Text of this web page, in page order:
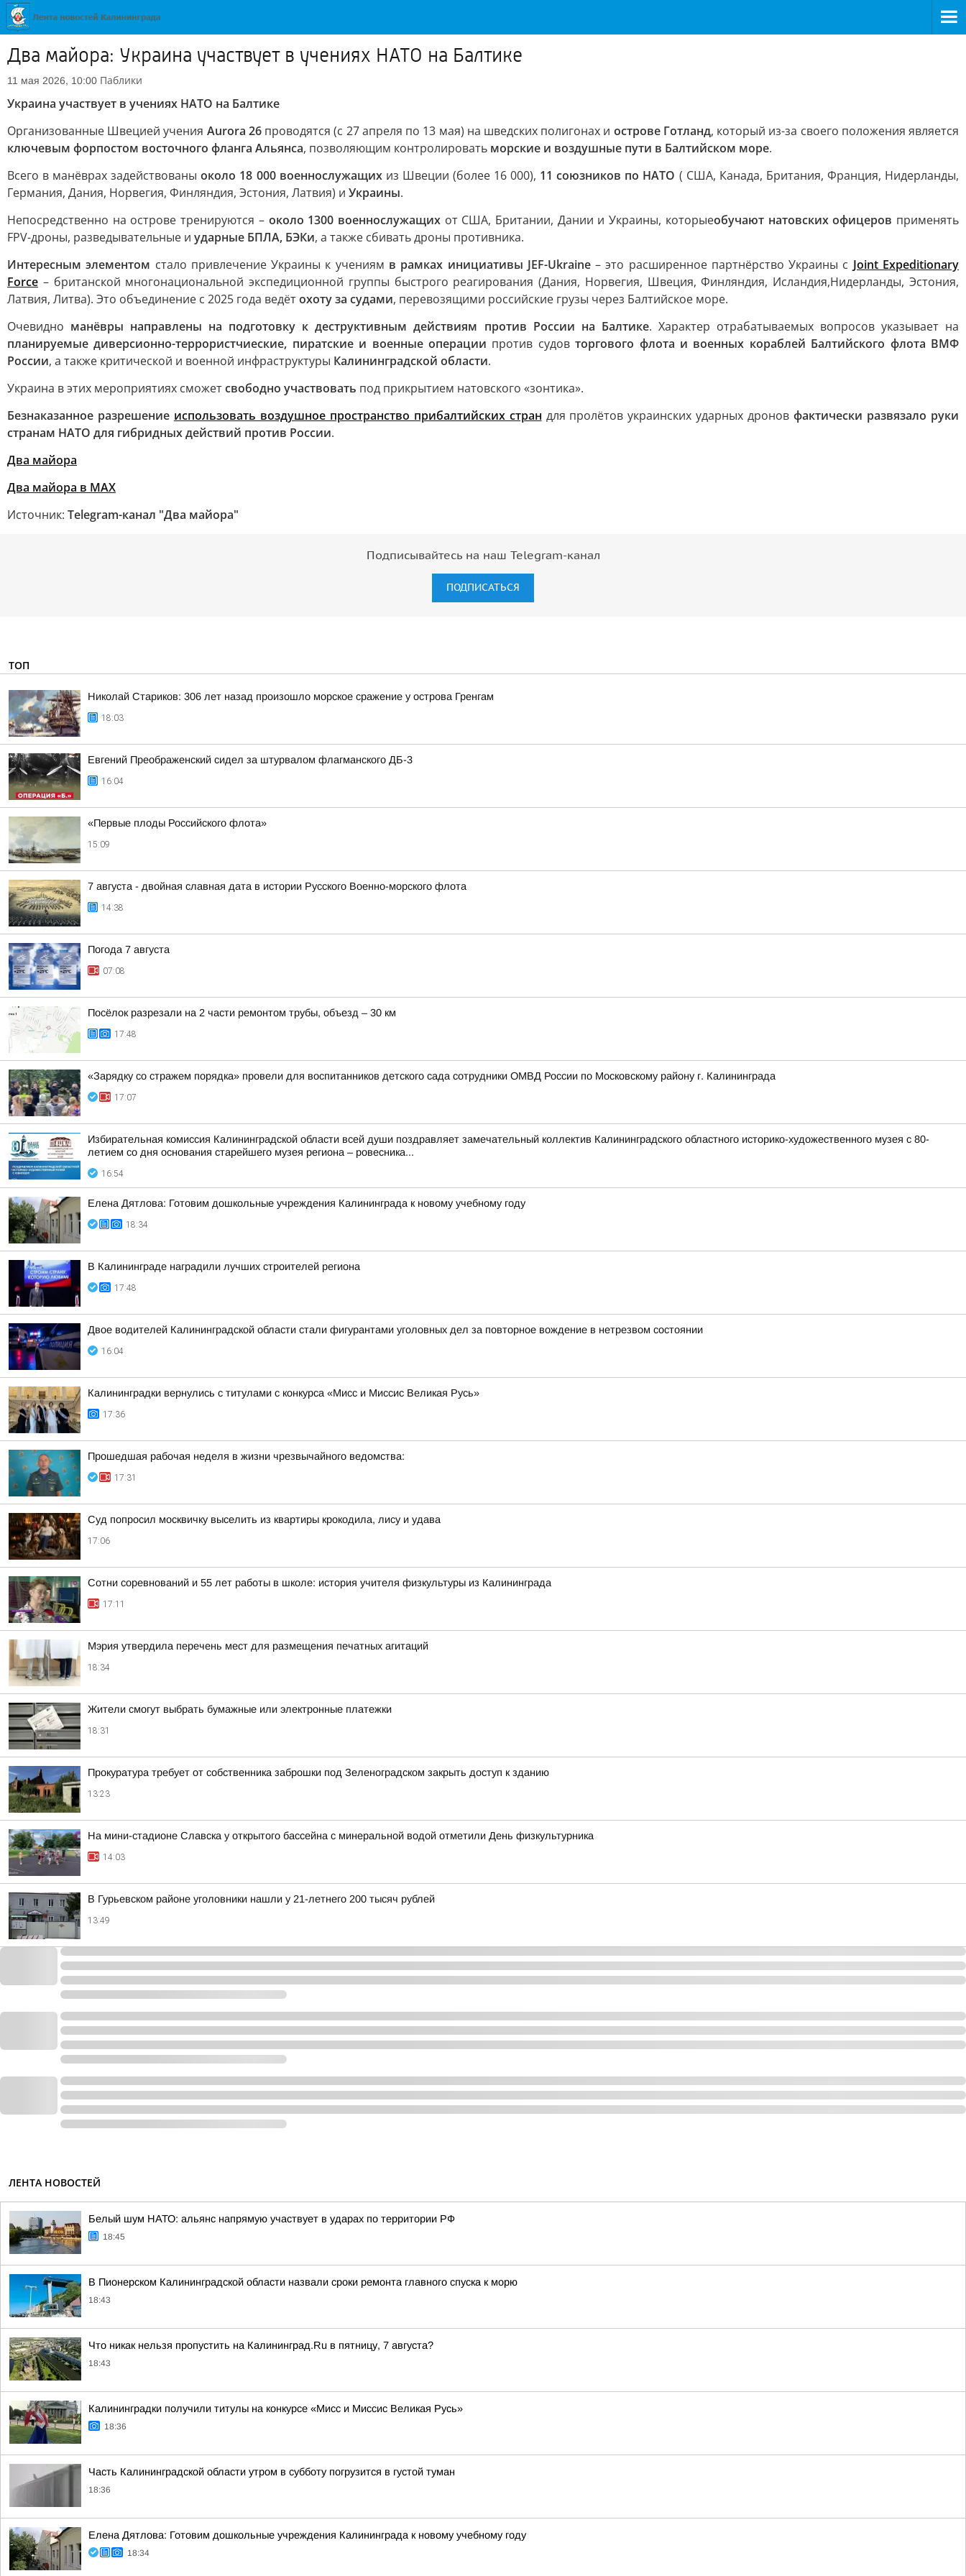
Два майора: Украина участвует в учениях НАТО на Балтике
11 мая 2026, 10:00 Паблики
Украина участвует в учениях НАТО на Балтике
Организованные Швецией учения Aurora 26проводятся (с 27 апреля по 13 мая) на шведских полигонах и острове Готланд, который из-за своего положения является
ключевым форпостом восточного фланга Альянса, позволяющим контролировать морские и воздушные пути в Балтийском море.
Всего в манёврах задействованыоколо 18 000 военнослужащихиз Швеции (более 16 000), 11 союзников по НАТО ( США, Канада, Британия, Франция, Нидерланды,
Германия, Дания, Норвегия, Финляндия, Эстония, Латвия) и Украины.
Непосредственно на острове тренируются – около 1300 военнослужащихот США, Британии, Дании и Украины, которыеобучают натовских офицеров применять
FPV-дроны, разведывательные и ударные БПЛА, БЭКи, а также сбивать дроны противника.
Интересным элементом стало привлечение Украины к учениям в рамках инициативы JEF-Ukraine– это расширенное партнёрство Украины с Joint Expeditionary
Force – британской многонациональной экспедиционной группы быстрого реагирования (Дания, Норвегия, Швеция, Финляндия, Исландия,Нидерланды, Эстония,
Латвия, Литва). Это объединение с 2025 года ведётохоту за судами, перевозящими российские грузы через Балтийское море.
Очевидно манёвры направлены на подготовку к деструктивным действиям против России на Балтике. Характер отрабатываемых вопросов указывает на
планируемые диверсионно-террористчиеские, пиратские и военные операции против судовторгового флота и военных кораблей Балтийского флота ВМФ
России, а также критической и военной инфраструктуры Калининградской области.
Украина в этих мероприятиях сможетсвободно участвовать под прикрытием натовского «зонтика».
Безнаказанное разрешение использовать воздушное пространство прибалтийских стран для пролётов украинских ударных дроновфактически развязало руки
странам НАТО для гибридных действий против России.
Два майора
Два майора в МАХ
Источник: Telegram-канал "Два майора"
Подписывайтесь на наш Telegram-канал
ПОДПИСАТЬСЯ
ТОП
Николай Стариков: 306 лет назад произошло морское сражение у острова Гренгам
18:03
Евгений Преображенский сидел за штурвалом флагманского ДБ-3
16:04
«Первые плоды Российского флота»
15:09
7 августа - двойная славная дата в истории Русского Военно-морского флота
14:38
Погода 7 августа
07:08
Посёлок разрезали на 2 части ремонтом трубы, объезд – 30 км
17:48
«Зарядку со стражем порядка» провели для воспитанников детского сада сотрудники ОМВД России по Московскому району г. Калининграда
17:07
Избирательная комиссия Калининградской области всей души поздравляет замечательный коллектив Калининградского областного историко-художественного музея с 80-
летием со дня основания старейшего музея региона – ровесника...
16:54
Елена Дятлова: Готовим дошкольные учреждения Калининграда к новому учебному году
18:34
В Калининграде наградили лучших строителей региона
17:48
Двое водителей Калининградской области стали фигурантами уголовных дел за повторное вождение в нетрезвом состоянии
16:04
Калининградки вернулись с титулами с конкурса «Мисс и Миссис Великая Русь»
17:36
Прошедшая рабочая неделя в жизни чрезвычайного ведомства:
17:31
Суд попросил москвичку выселить из квартиры крокодила, лису и удава
17:06
Сотни соревнований и 55 лет работы в школе: история учителя физкультуры из Калининграда
17:11
Мэрия утвердила перечень мест для размещения печатных агитаций
18:34
Жители смогут выбрать бумажные или электронные платежки
18:31
Прокуратура требует от собственника заброшки под Зеленоградском закрыть доступ к зданию
13:23
На мини-стадионе Славска у открытого бассейна с минеральной водой отметили День физкультурника
14:03
В Гурьевском районе уголовники нашли у 21-летнего 200 тысяч рублей
13:49
ЛЕНТА НОВОСТЕЙ
Белый шум НАТО: альянс напрямую участвует в ударах по территории РФ
18:45
В Пионерском Калининградской области назвали сроки ремонта главного спуска к морю
18:43
Что никак нельзя пропустить на Калининград.Ru в пятницу, 7 августа?
18:43
Калининградки получили титулы на конкурсе «Мисс и Миссис Великая Русь»
18:36
Часть Калининградской области утром в субботу погрузится в густой туман
18:36
Елена Дятлова: Готовим дошкольные учреждения Калининграда к новому учебному году
18:34